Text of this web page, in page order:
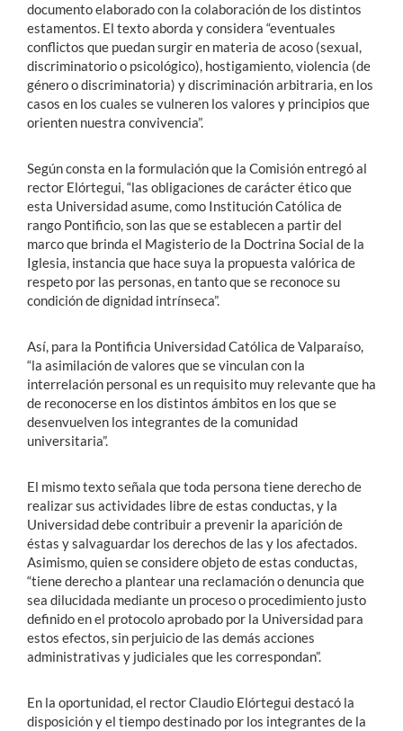
documento elaborado con la colaboración de los distintos
estamentos. El texto aborda y considera “eventuales
conflictos que puedan surgir en materia de acoso (sexual,
discriminatorio o psicológico), hostigamiento, violencia (de
género o discriminatoria) y discriminación arbitraria, en los
casos en los cuales se vulneren los valores y principios que
orienten nuestra convivencia”.
Según consta en la formulación que la Comisión entregó al
rector Elórtegui, “las obligaciones de carácter ético que
esta Universidad asume, como Institución Católica de
rango Pontificio, son las que se establecen a partir del
marco que brinda el Magisterio de la Doctrina Social de la
Iglesia, instancia que hace suya la propuesta valórica de
respeto por las personas, en tanto que se reconoce su
condición de dignidad intrínseca”.
Así, para la Pontificia Universidad Católica de Valparaíso,
“la asimilación de valores que se vinculan con la
interrelación personal es un requisito muy relevante que ha
de reconocerse en los distintos ámbitos en los que se
desenvuelven los integrantes de la comunidad
universitaria”.
El mismo texto señala que toda persona tiene derecho de
realizar sus actividades libre de estas conductas, y la
Universidad debe contribuir a prevenir la aparición de
éstas y salvaguardar los derechos de las y los afectados.
Asimismo, quien se considere objeto de estas conductas,
“tiene derecho a plantear una reclamación o denuncia que
sea dilucidada mediante un proceso o procedimiento justo
definido en el protocolo aprobado por la Universidad para
estos efectos, sin perjuicio de las demás acciones
administrativas y judiciales que les correspondan”.
En la oportunidad, el rector Claudio Elórtegui destacó la
disposición y el tiempo destinado por los integrantes de la